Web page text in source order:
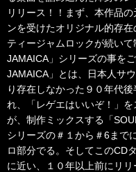
リリース！！まず、本作品
ンを受けたオリジナル的存
ティージャムロックが続い
JAMAICA」シリーズの事を
JAMAICA」とは、日本人サ
り存在しなかった９０年代
れ、「レゲエはいいぞ！」
が、制作ミックスする「
シリーズの＃１から＃6まで
ロ部分でる。そしてこのCD
に近い、１０年以上前にリ